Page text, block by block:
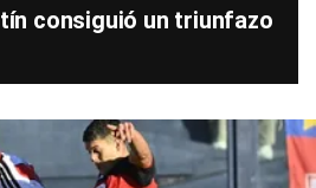
consiguió un triunfazo